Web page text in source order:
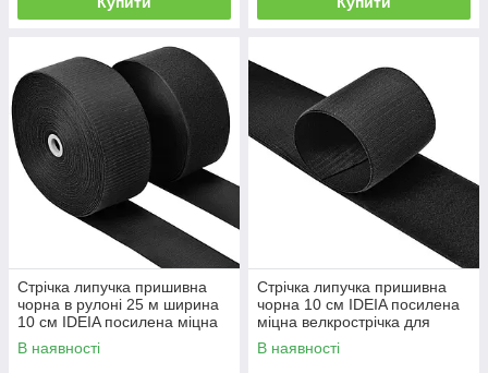
Стрічка липучка пришивна
чорна в рулоні 25 м ширина
10 см IDEIA посилена міцна
велкрострі стрічка для одягу
В наявності
Стрічка липучка пришивна
чорна 10 см IDEIA посилена
міцна велкрострічка для
одягу сумок взуття гачок
В наявності